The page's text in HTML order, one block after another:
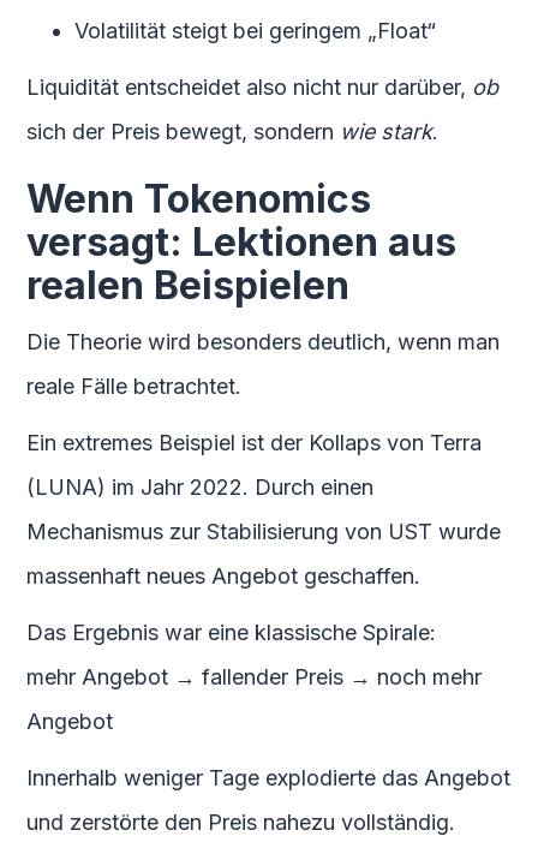
Volatilität steigt bei geringem „Float“
Liquidität entscheidet also nicht nur darüber, ob
sich der Preis bewegt, sondern wie stark.
Wenn Tokenomics
versagt: Lektionen aus
realen Beispielen
Die Theorie wird besonders deutlich, wenn man
reale Fälle betrachtet.
Ein extremes Beispiel ist der Kollaps von Terra
(LUNA) im Jahr 2022. Durch einen
Mechanismus zur Stabilisierung von UST wurde
massenhaft neues Angebot geschaffen.
Das Ergebnis war eine klassische Spirale:
mehr Angebot → fallender Preis → noch mehr
Angebot
Innerhalb weniger Tage explodierte das Angebot
und zerstörte den Preis nahezu vollständig.